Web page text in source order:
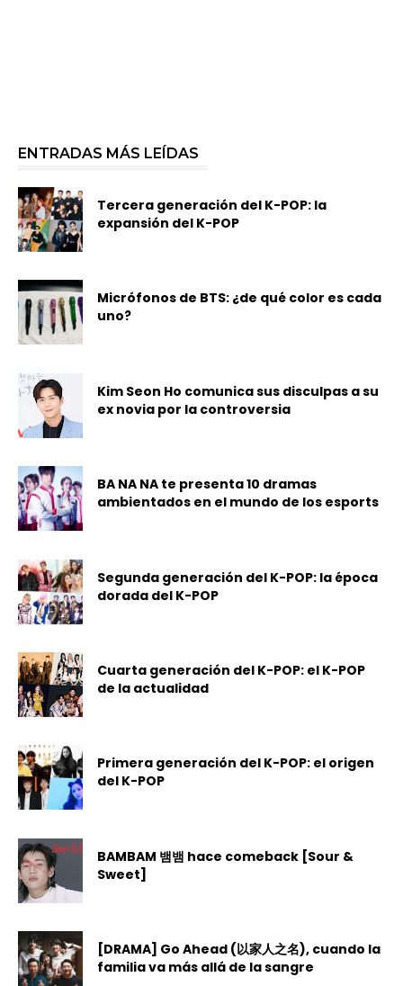
ENTRADAS MÁS LEÍDAS
Tercera generación del K-POP: la
expansión del K-POP
Micrófonos de BTS: ¿de qué color es cada
uno?
Kim Seon Ho comunica sus disculpas a su
ex novia por la controversia
BA NA NA te presenta 10 dramas
ambientados en el mundo de los esports
Segunda generación del K-POP: la época
dorada del K-POP
Cuarta generación del K-POP: el K-POP
de la actualidad
Primera generación del K-POP: el origen
del K-POP
BAMBAM 뱀뱀 hace comeback [Sour &
Sweet]
[DRAMA] Go Ahead (以家人之名), cuando la
familia va más allá de la sangre